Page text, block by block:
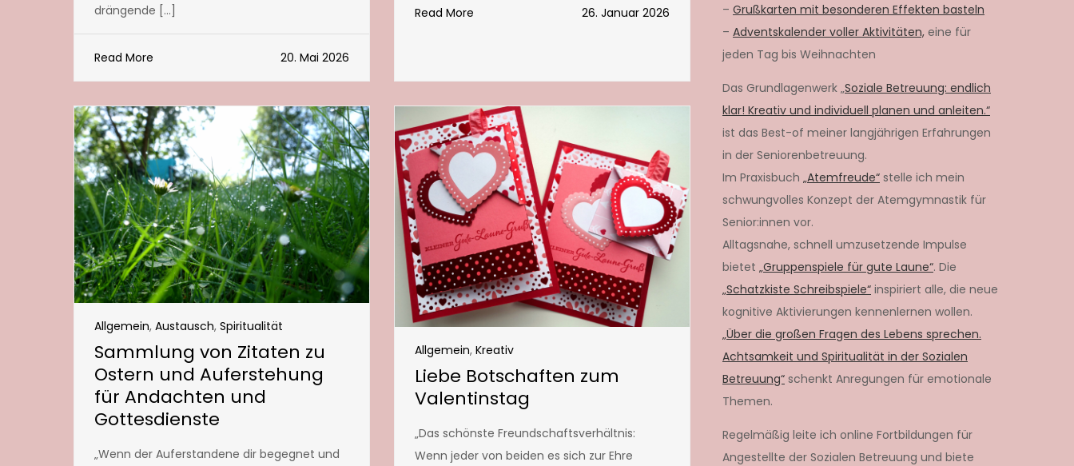
drängende […]
Read More 20. Mai 2026
Read More 26. Januar 2026
Allgemein, Austausch, Spiritualität
Sammlung von Zitaten zu
Ostern und Auferstehung
für Andachten und
Gottesdienste
„Wenn der Auferstandene dir begegnet und
Allgemein, Kreativ
Liebe Botschaften zum
Valentinstag
„Das schönste Freundschaftsverhältnis:
Wenn jeder von beiden es sich zur Ehre
– Grußkarten mit besonderen Effekten basteln
– Adventskalender voller Aktivitäten, eine für
jeden Tag bis Weihnachten
Das Grundlagenwerk „Soziale Betreuung: endlich
klar! Kreativ und individuell planen und anleiten.“
ist das Best-of meiner langjährigen Erfahrungen
in der Seniorenbetreuung.
Im Praxisbuch „Atemfreude“ stelle ich mein
schwungvolles Konzept der Atemgymnastik für
Senior:innen vor.
Alltagsnahe, schnell umzusetzende Impulse
bietet „Gruppenspiele für gute Laune“. Die
„Schatzkiste Schreibspiele“ inspiriert alle, die neue
kognitive Aktivierungen kennenlernen wollen.
„Über die großen Fragen des Lebens sprechen.
Achtsamkeit und Spiritualität in der Sozialen
Betreuung“ schenkt Anregungen für emotionale
Themen.
Regelmäßig leite ich online Fortbildungen für
Angestellte der Sozialen Betreuung und biete